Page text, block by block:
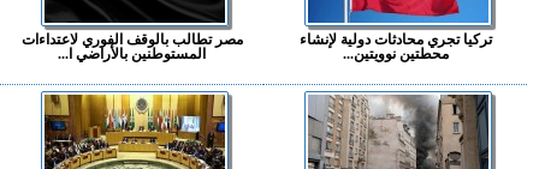
تركيا تجري محادثات دولية لإنشاء
محطتين نوويتين...
مصر تطالب بالوقف الفوري لاعتداءات
المستوطنين بالأراضي ا...